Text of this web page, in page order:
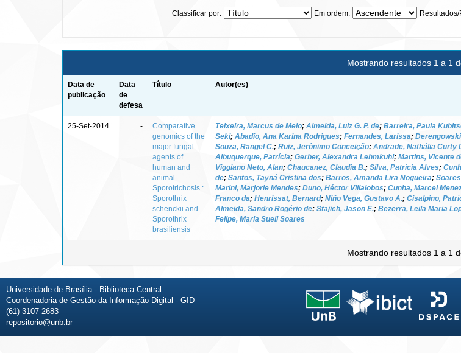
Classificar por: Em ordem:
Mostrando resultados 1 a 1
Data de
publicação
Data
de
defesa
Título Autor(es)
25-Set-2014 -
Comparative
genomics of the
major fungal
agents of
human and
animal
Sporotrichosis :
Sporothrix
schenckii and
Sporothrix
brasiliensis
Teixeira, Marcus de Melo; Almeida, Luiz G. P. de; Barreira, Paula
Seki; Abadio, Ana Karina Rodrigues; Fernandes, Larissa;
Souza, Rangel C.; Ruiz, Jerônimo Conceição; Andrade, Nathália Curty
Albuquerque, Patrícia; Gerber, Alexandra Lehmkuhl; Martins, Vicente
Viggiano Neto, Alan; Chaucanez, Claudia B.; Silva, Patrícia Alves;
de; Santos, Tayná Cristina dos; Barros, Amanda Lira Nogueira;
Marini, Marjorie Mendes; Duno, Héctor Villalobos; Cunha, Marcel
Franco da; Henrissat, Bernard; Niño Vega, Gustavo A.; Cisalpino,
Almeida, Sandro Rogério de; Stajich, Jason E.; Bezerra, Leila Maria
Felipe, Maria Sueli Soares
Mostrando resultados 1 a 1
Universidade de Brasília - Biblioteca Central
Coordenadoria de Gestão da Informação Digital - GID
(61) 3107-2683
repositorio@unb.br